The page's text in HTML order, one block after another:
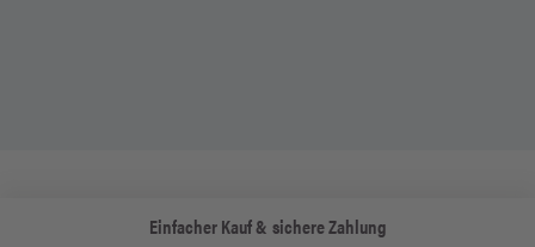
Einfacher Kauf & sichere Zahlung